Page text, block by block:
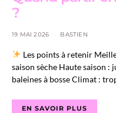
?
19 MAI 2026 BASTIEN
Les points à retenir
saison sèche Haute saison :
baleines à bosse Climat :
EN SAVOIR PLUS